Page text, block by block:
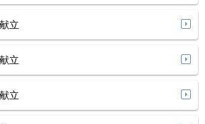
立
立
立